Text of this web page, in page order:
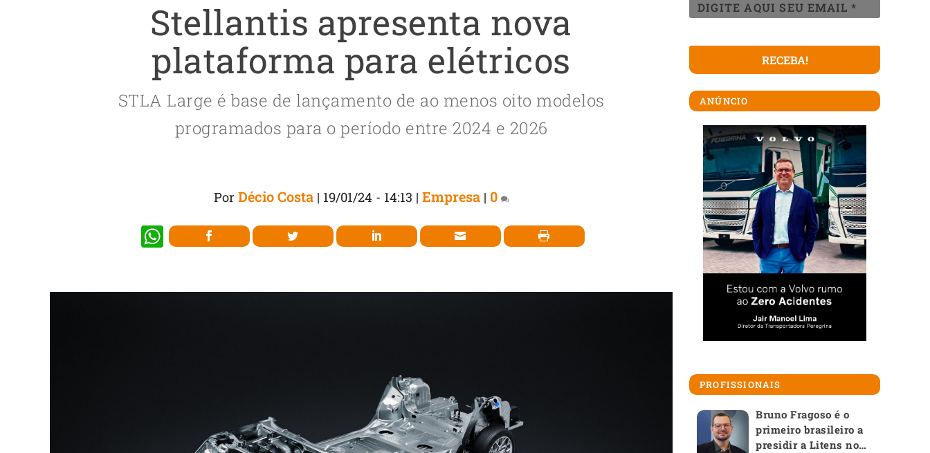
Stellantis apresenta nova
plataforma para elétricos
STLA Large é base de lançamento de ao menos oito modelos
programados para o período entre 2024 e 2026
Por Décio Costa| 19/01/24 - 14:13 | Empresa| 0
W
ANÚNCIO
PROFISSIONAIS
Bruno Fragoso é o
primeiro brasileiro a
presidir a Litens no